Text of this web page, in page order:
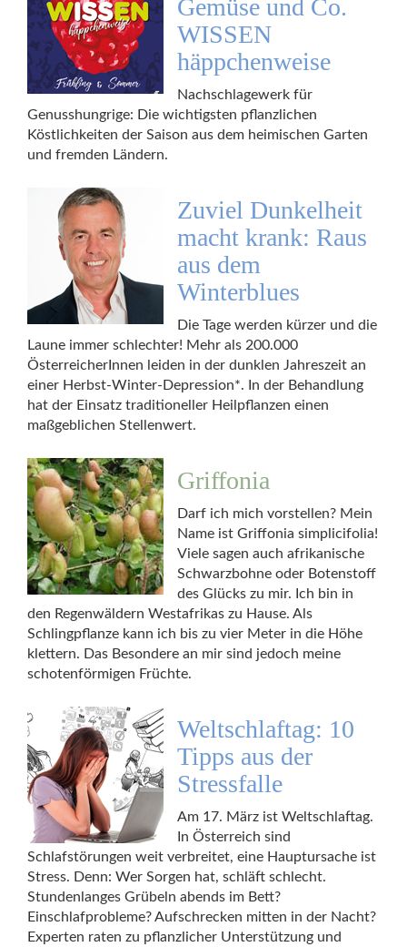
Gemüse und Co.
WISSEN
häppchenweise
Nachschlagewerk für
Genusshungrige: Die wichtigsten pflanzlichen
Köstlichkeiten der Saison aus dem heimischen Garten
und fremden Ländern.
Zuviel Dunkelheit
macht krank: Raus
aus dem
Winterblues
Die Tage werden kürzer und die
Laune immer schlechter! Mehr als 200.000
ÖsterreicherInnen leiden in der dunklen Jahreszeit an
einer Herbst-Winter-Depression*. In der Behandlung
hat der Einsatz traditioneller Heilpflanzen einen
maßgeblichen Stellenwert.
Griffonia
Darf ich mich vorstellen? Mein
Name ist Griffonia simplicifolia!
Viele sagen auch afrikanische
Schwarzbohne oder Botenstoff
des Glücks zu mir. Ich bin in
den Regenwäldern Westafrikas zu Hause. Als
Schlingpflanze kann ich bis zu vier Meter in die Höhe
klettern. Das Besondere an mir sind jedoch meine
schotenförmigen Früchte.
Weltschlaftag: 10
Tipps aus der
Stressfalle
Am 17. März ist Weltschlaftag.
In Österreich sind
Schlafstörungen weit verbreitet, eine Hauptursache ist
Stress. Denn: Wer Sorgen hat, schläft schlecht.
Stundenlanges Grübeln abends im Bett?
Einschlafprobleme? Aufschrecken mitten in der Nacht?
Experten raten zu pflanzlicher Unterstützung und